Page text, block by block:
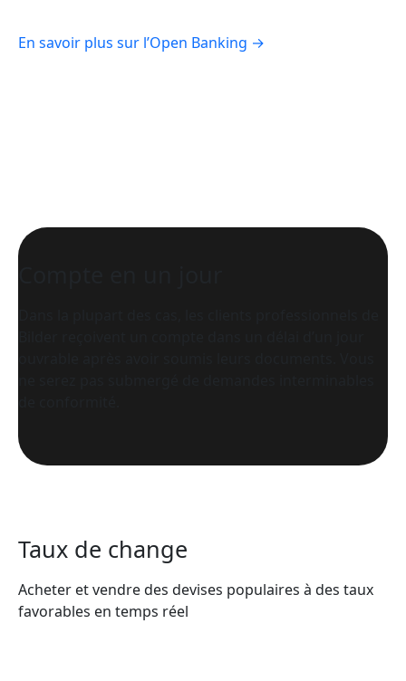
En savoir plus sur l’Open Banking →
Taux de change
Acheter et vendre des devises populaires à des taux
favorables en temps réel